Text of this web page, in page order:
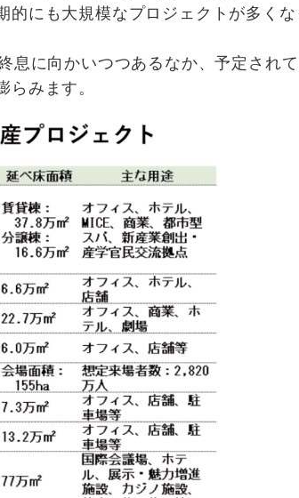
にも大規模なプロジェクトが多くな
息に向かいつつあるなか、予定され
みます。